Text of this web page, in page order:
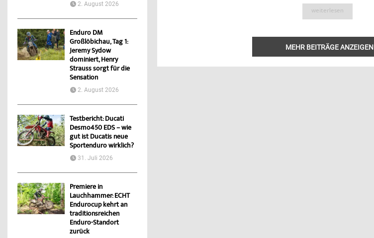
weiterlesen
MEHR BEITRÄGE ANZEIGEN
2. August 2026
Enduro DM
Großlöbichau, Tag 1:
Jeremy Sydow
dominiert, Henry
Strauss sorgt für die
Sensation
2. August 2026
Testbericht: Ducati
Desmo450 EDS – wie
gut ist Ducatis neue
Sportenduro wirklich?
31. Juli 2026
Premiere in
Lauchhammer: ECHT
Endurocup kehrt an
traditionsreichen
Enduro-Standort
zurück